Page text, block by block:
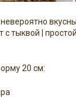
невероятно
тыквой |
20 см: